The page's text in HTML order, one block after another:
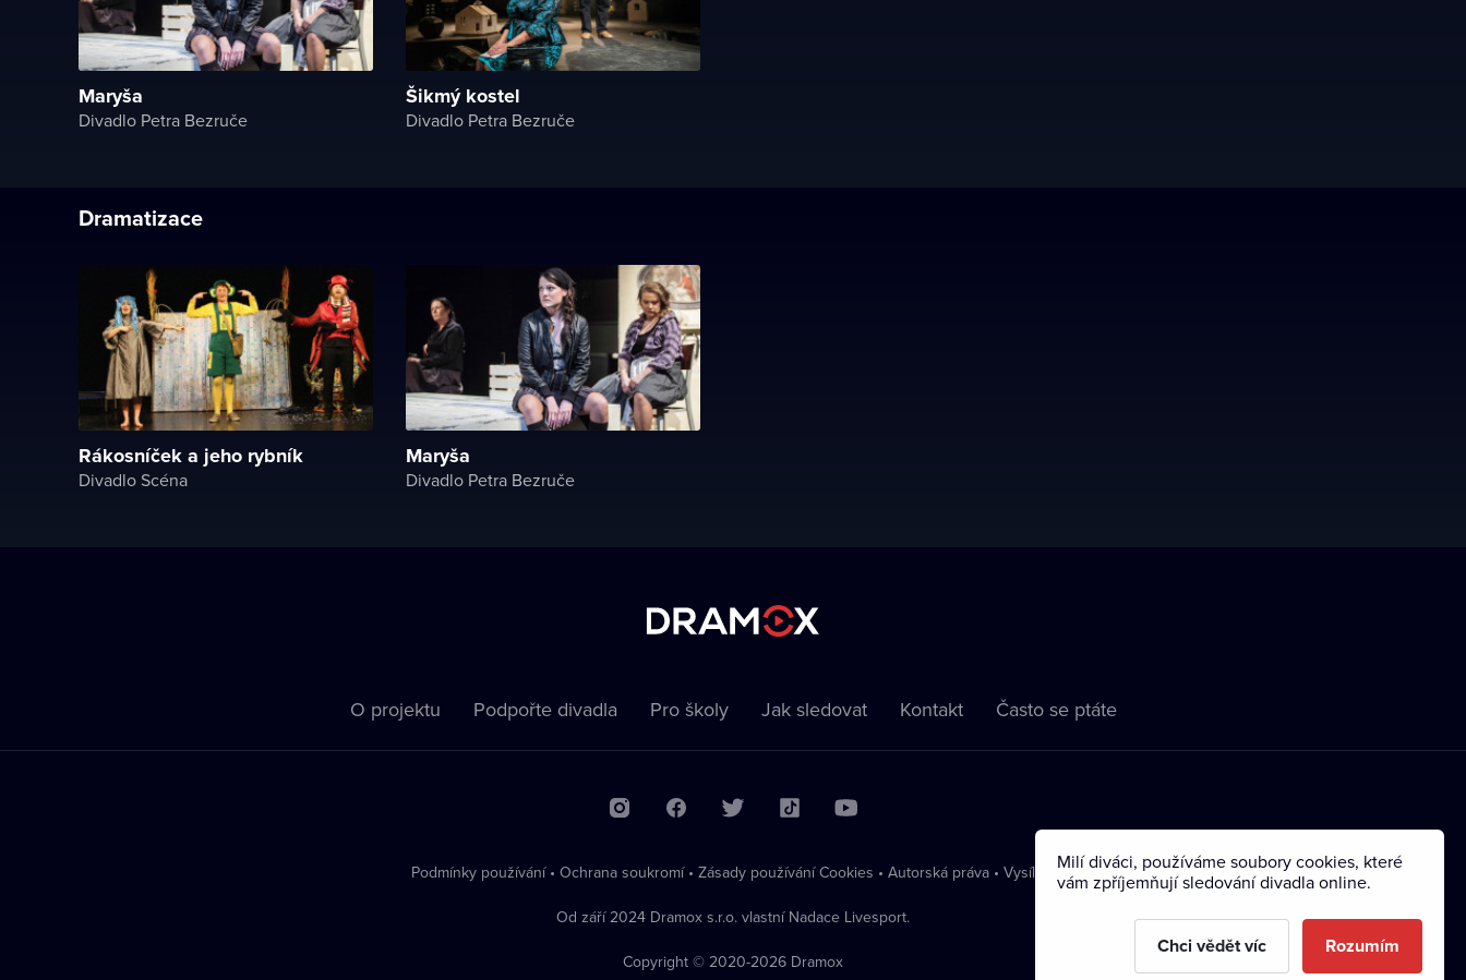
Maryša
Divadlo Petra Bezruče
Šikmý kostel
Divadlo Petra Bezruče
Dramatizace
Rákosníček a jeho rybník
Divadlo Scéna
Maryša
Divadlo Petra Bezruče
O projektu Podpořte divadla Pro školy Jak sledovat Kontakt Často se ptáte
Podmínky používání • Ochrana soukromí • Zásady používání Cookies • Autorská práva • Vysílání
Od září 2024 Dramox s.r.o. vlastní Nadace Livesport.
Copyright © 2020-2026 Dramox
Milí diváci, používáme soubory cookies, které
vám zpříjemňují sledování divadla online.
Chci vědět víc Rozumím